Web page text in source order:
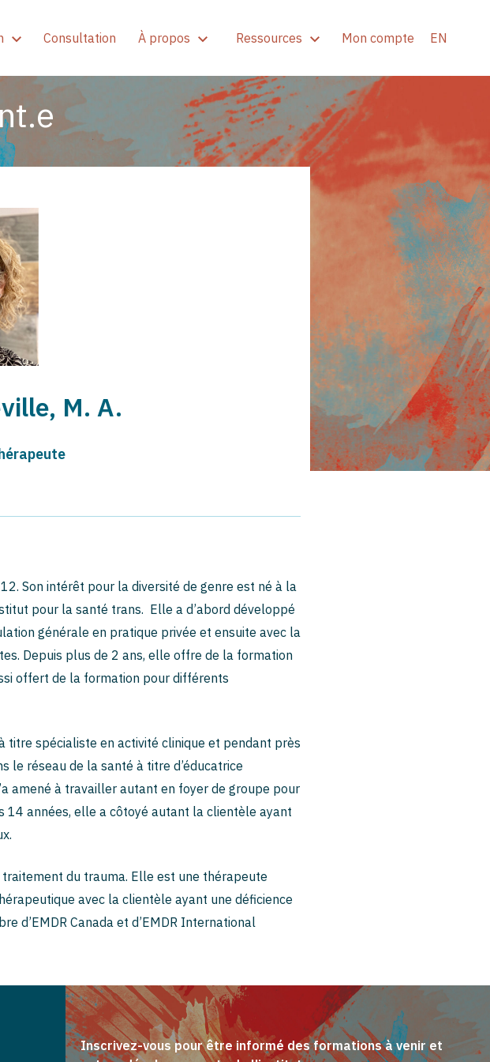
Consultation À propos Ressources Mon compte EN
M. A.
Son intérêt pour la diversité de genre est né à la
pour la santé trans. Elle a d’abord développé
générale en pratique privée et ensuite avec la
Depuis plus de 2 ans, elle offre de la formation
offert de la formation pour différents
titre spécialiste en activité clinique et pendant près
le réseau de la santé à titre d’éducatrice
amené à travailler autant en foyer de groupe pour
14 années, elle a côtoyé autant la clientèle ayant
du trauma. Elle est une thérapeute
avec la clientèle ayant une déficience
d’EMDR Canada et d’EMDR International
Inscrivez-vous pour être informé des formations à venir et